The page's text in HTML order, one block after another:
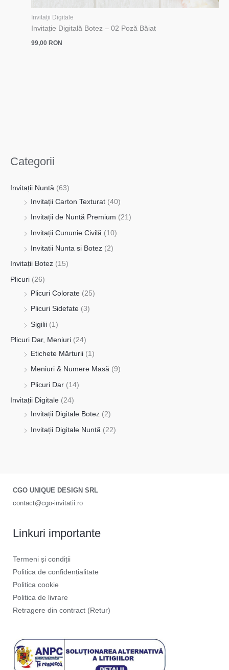
Categorii
Invitații Nuntă (63)
Invitații Carton Texturat (40)
Invitații de Nuntă Premium (21)
Invitații Cununie Civilă (10)
Invitatii Nunta si Botez (2)
Invitații Botez (15)
Plicuri (26)
Plicuri Colorate (25)
Plicuri Sidefate (3)
Sigilii (1)
Plicuri Dar, Meniuri (24)
Etichete Mărturii (1)
Meniuri & Numere Masă (9)
Plicuri Dar (14)
Invitații Digitale (24)
Invitații Digitale Botez (2)
Invitații Digitale Nuntă (22)
Invitații Digitale
Invitație Digitală Botez – 02 Poză Băiat
99,00 RON
CGO UNIQUE DESIGN SRL
contact@cgo-invitatii.ro
Linkuri importante
Termeni și condiții
Politica de confidențialitate
Politica cookie
Politica de livrare
Retragere din contract (Retur)